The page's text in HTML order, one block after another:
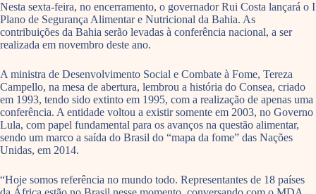
Nesta sexta-feira, no encerramento, o governador Rui Costa lançará o I
Plano de Segurança Alimentar e Nutricional da Bahia. As
contribuições da Bahia serão levadas à conferência nacional, a ser
realizada em novembro deste ano.
A ministra de Desenvolvimento Social e Combate à Fome, Tereza
Campello, na mesa de abertura, lembrou a história do Consea, criado
em 1993, tendo sido extinto em 1995, com a realização de apenas uma
conferência. A entidade voltou a existir somente em 2003, no Governo
Lula, com papel fundamental para os avanços na questão alimentar,
sendo um marco a saída do Brasil do “mapa da fome” das Nações
Unidas, em 2014.
“Hoje somos referência no mundo todo. Representantes de 18 países